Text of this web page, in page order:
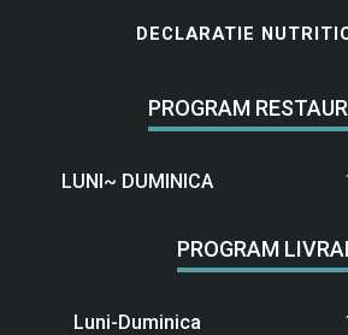
DECLARATIE
PROGRAM
LUNI~ DUMINICA
PROGRAM
Luni-Duminica